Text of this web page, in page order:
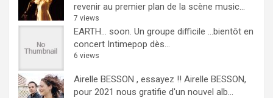
revenir au premier plan de la scène music...
7 views
EARTH… soon. Un groupe difficile ...bientôt en
concert Intimepop dès...
6 views
Airelle BESSON , essayez !! Airelle BESSON,
pour 2021 nous gratifie d'un nouvel alb...